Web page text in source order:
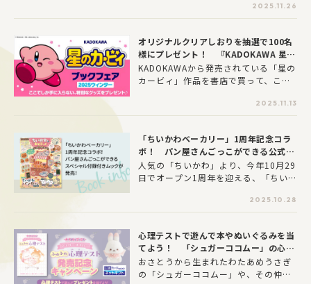
ート』の３冊をセットにしてプレゼン
レークシール特大号』が発売中！2025.11.26
オリジナルクリアしおりを抽選で100名
様にプレゼント！ 『KADOKAWA 星の
カービィ ブックフェア 2025ウィンタ
ー』2025年11月20日(木)スタート！
KADOKAWAから発売されている「星の
カービィ」作品を書店で買って、ここ
ンのクリアしおりをゲットしよう！今
年も『KADOKAWA 星のカービィ ブッ
催！ 2025年11月20日(木)～2026年
1月12日(月)に、KADOKAWAから発売
されている「星のカービィ」作品を書
店で買ったレシートを、KADOKAWAア
2025.11.13
「ちいかわベーカリー」1周年記念コラ
ボ！ パン屋さんごっこができる公式付
録ムックが発売！
人気の「ちいかわ」より、今年10月29
日でオープン1周年を迎える、「ちいか
0月28日に発売しました！本書のスペ
シャル付録は、本物のパン屋さんさな
わパンやさんごっこセット」。ちいか
わベーカリーで実際に売られているパ
ンのマスコットや、オリジナルデザイ
ンのワゴン、トング、トレーのセット
2025.10.28
心理テストで遊んで本やぬいぐるみを当
てよう！ 「シュガーココムー」の心理
テスト本発売記念キャンペーンが開催♪
おさとうから生まれたわたあめうさぎ
の「シュガーココムー」や、その仲間